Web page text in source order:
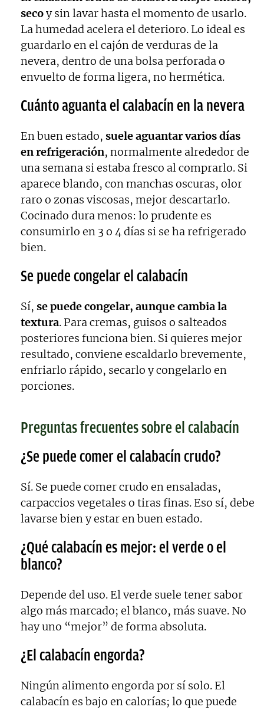
secoy sin lavar hasta el momento de usarlo.
La humedad acelera el deterioro. Lo ideal es
guardarlo en el cajón de verduras de la
nevera, dentro de una bolsa perforada o
envuelto de forma ligera, no hermética.
Cuánto aguanta el calabacín en la nevera
En buen estado, suele aguantar varios días
en refrigeración, normalmente alrededor de
una semana si estaba fresco al comprarlo. Si
aparece blando, con manchas oscuras, olor
raro o zonas viscosas, mejor descartarlo.
Cocinado dura menos: lo prudente es
consumirlo en 3 o 4 días si se ha refrigerado
bien.
Se puede congelar el calabacín
Sí, se puede congelar, aunque cambia la
textura. Para cremas, guisos o salteados
posteriores funciona bien. Si quieres mejor
resultado, conviene escaldarlo brevemente,
enfriarlo rápido, secarlo y congelarlo en
porciones.
Preguntas frecuentes sobre el calabacín
¿Se puede comer el calabacín crudo?
Sí. Se puede comer crudo en ensaladas,
carpaccios vegetales o tiras finas. Eso sí, debe
lavarse bien y estar en buen estado.
¿Qué calabacín es mejor: el verde o el
blanco?
Depende del uso. El verde suele tener sabor
algo más marcado; el blanco, más suave. No
hay uno “mejor” de forma absoluta.
¿El calabacín engorda?
Ningún alimento engorda por sí solo. El
calabacín es bajo en calorías; lo que puede